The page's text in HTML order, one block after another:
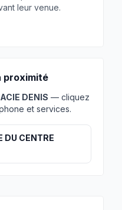
leur venue.
proximité
DENIS — cliquez
et services.
DU CENTRE